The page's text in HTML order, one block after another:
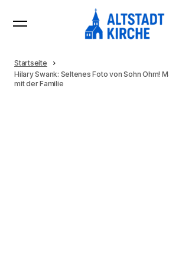
Startseite
Hilary Swank: Seltenes Foto von Sohn Ohm!
mit der Familie